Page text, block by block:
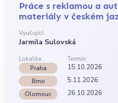
Práce s reklamou a
materiály v českém
Vyučující:
Jarmila Sulovská
Lokalita:
Termín:
Praha
15.10.2026
Brno 5.11.2026
Olomouc 26.10.2026